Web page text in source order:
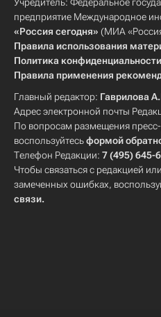
предприятие Международное
«Россия сегодня» (МИА
Правила использования
Политика конфиденциальности
Правила применения
Главный редактор: Гаврилова
Адрес электронной почты
По вопросам размещения
воспользуйтесьформой
Телефон Редакции: 7 (495) 645-
Чтобы связаться с редакцией
замеченных ошибках,
связи.